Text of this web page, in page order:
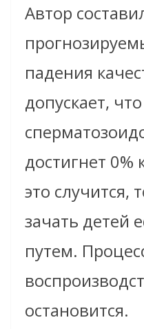
Автор
падения
допускает,
достигнет 0%
это случится,
зачать детей
путем.
остановится.